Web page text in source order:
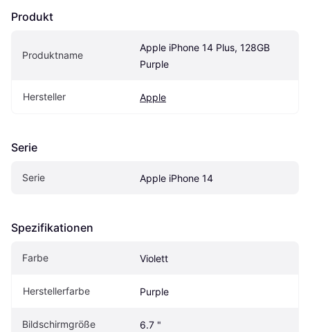
Produkt
Produktname
Apple iPhone 14 Plus, 128GB
Purple
Hersteller Apple
Serie
Serie Apple iPhone 14
Spezifikationen
Farbe Violett
Herstellerfarbe Purple
Bildschirmgröße 6.7 "